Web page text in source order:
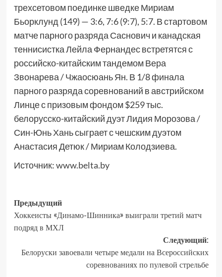
трехсетовом поединке шведке Мириам
Бьорклунд (149) — 3:6, 7:6 (9:7), 5:7. В стартовом
матче парного разряда Саснович и канадская
теннисистка Лейла Фернандес встретятся с
российско-китайским тандемом Вера
Звонарева / Чжаосюань Ян. В 1/8 финала
парного разряда соревнований в австрийском
Линце с призовым фондом $259 тыс.
белорусско-китайский дуэт Лидия Морозова /
Син-Юнь Хань сыграет с чешским дуэтом
Анастасия Детюк / Мириам Колодзиева.
Источник:www.belta.by
Предыдущий
Хоккеисты «Динамо-Шинника» выиграли третий матч
подряд в МХЛ
Следующий:
Белоруски завоевали четыре медали на Всероссийских
соревнованиях по пулевой стрельбе